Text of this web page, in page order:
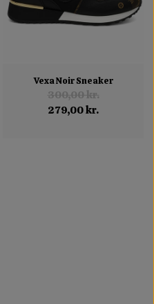
Vexa Noir Sneaker
300,00 kr.
279,00 kr.